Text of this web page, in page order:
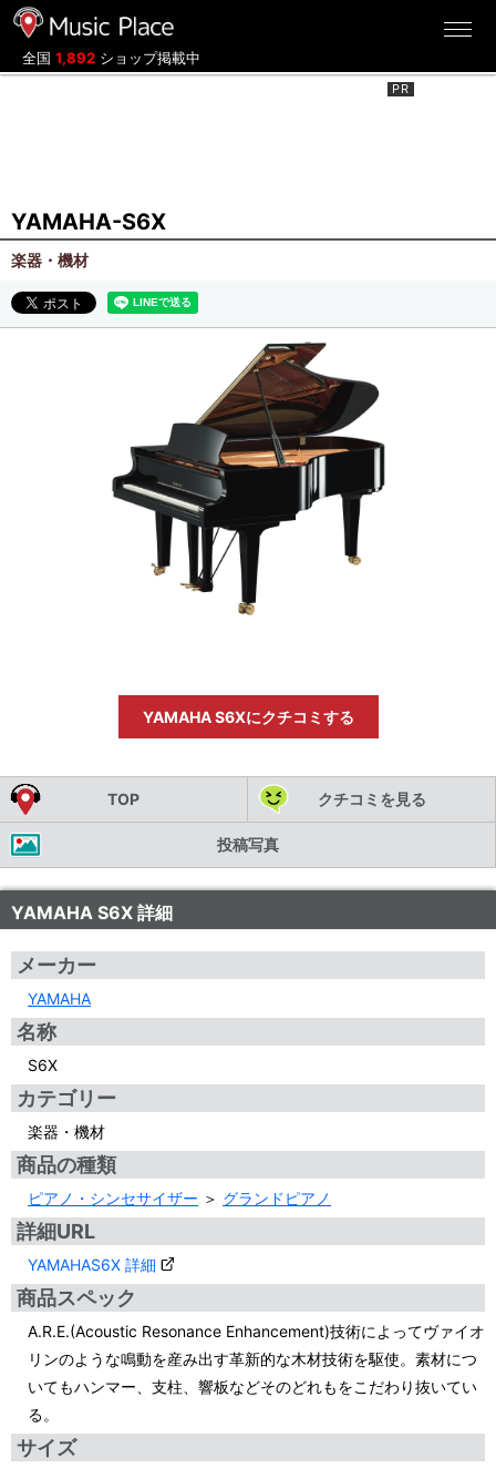
全国 1,892 ショップ掲載中
YAMAHA-S6X
楽器・機材
YAMAHA S6Xにクチコミする
TOP クチコミを見る
投稿写真
YAMAHA S6X 詳細
メーカー
YAMAHA
名称
S6X
カテゴリー
楽器・機材
商品の種類
ピアノ・シンセサイザー ＞ グランドピアノ
詳細URL
YAMAHAS6X 詳細
商品スペック
A.R.E.(Acoustic Resonance Enhancement)技術によってヴァイオ
リンのような鳴動を産み出す革新的な木材技術を駆使。素材につ
いてもハンマー、支柱、響板などそのどれもをこだわり抜いてい
る。
サイズ